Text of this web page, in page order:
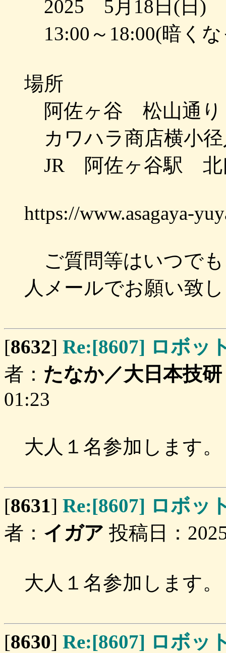
2025 5月18日(日)
13:00～18:00(暗く
場所
阿佐ヶ谷 松山通
カワハラ商店横小径
JR 阿佐ヶ谷駅 北
https://www.asagaya-
ご質問等はいつでも
人メールでお願い致
[8632] Re:[8607] ロボッ
者： たなか／大日本技研
01:23
大人１名参加します。
[8631] Re:[8607] ロボッ
者： イガア 投稿日：
大人１名参加します。
[8630] Re:[8607] ロボッ